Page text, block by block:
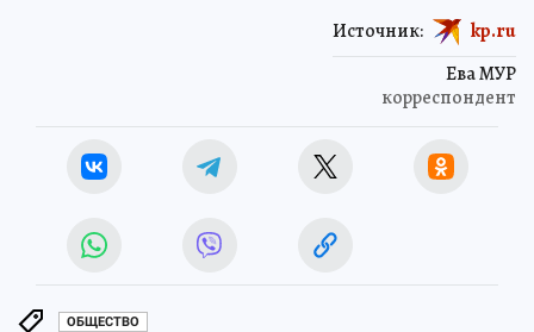
Ева МУР
корреспондент
Источник: kp.ru
ОБЩЕСТВО